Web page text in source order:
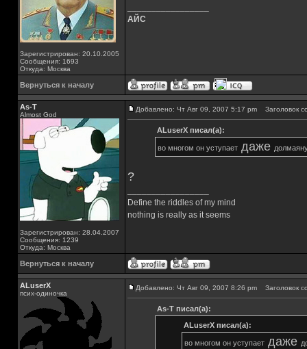
Зарегистрирован: 20.10.2005
Сообщения: 1693
Откуда: Москва
АЙС
Вернуться к началу
As-T
Almost God
Зарегистрирован: 28.04.2007
Сообщения: 1239
Откуда: Москва
Добавлено: Чт Авг 09, 2007 5:17 pm Заголовок
ALuserX писал(а):
во многом он уступаетдаже
?
Define the riddles of my mind
nothing is really as it seems
Вернуться к началу
ALuserX
псих-одиночка
Добавлено: Чт Авг 09, 2007 8:26 pm Заголовок
As-T писал(а):
ALuserX писал(а):
во многом он уступаетдаже